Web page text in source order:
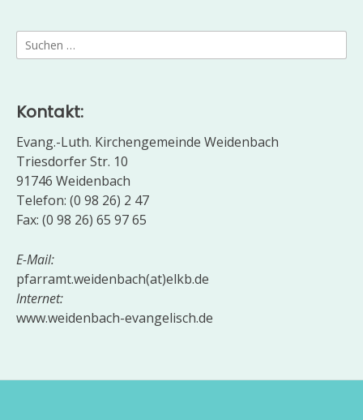
Suchen
nach:
Kontakt:
Evang.-Luth. Kirchengemeinde Weidenbach
Triesdorfer Str. 10
91746 Weidenbach
Telefon: (0 98 26) 2 47
Fax: (0 98 26) 65 97 65
E-Mail:
pfarramt.weidenbach(at)elkb.de
Internet:
www.weidenbach-evangelisch.de